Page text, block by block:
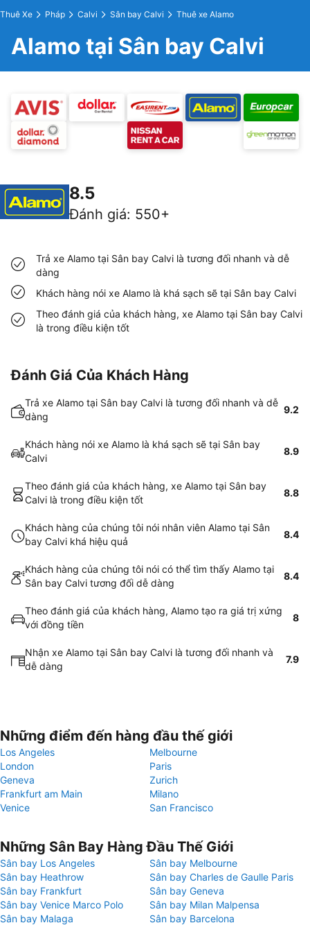
Thuê Xe Pháp Calvi Sân bay Calvi Thuê xe Alamo
Alamo tại Sân bay Calvi
8.5
Đánh giá: 550+
Trả xe Alamo tại Sân bay Calvi là tương đối nhanh và dễ
dàng
Khách hàng nói xe Alamo là khá sạch sẽ tại Sân bay Calvi
Theo đánh giá của khách hàng, xe Alamo tại Sân bay Calvi
là trong điều kiện tốt
Đánh Giá Của Khách Hàng
Trả xe Alamo tại Sân bay Calvi là tương đối nhanh và dễ
dàng
9.2
Khách hàng nói xe Alamo là khá sạch sẽ tại Sân bay
Calvi
8.9
Theo đánh giá của khách hàng, xe Alamo tại Sân bay
Calvi là trong điều kiện tốt
8.8
Khách hàng của chúng tôi nói nhân viên Alamo tại Sân
bay Calvi khá hiệu quả
8.4
Khách hàng của chúng tôi nói có thể tìm thấy Alamo tại
Sân bay Calvi tương đối dễ dàng
8.4
Theo đánh giá của khách hàng, Alamo tạo ra giá trị xứng
với đồng tiền
8
Nhận xe Alamo tại Sân bay Calvi là tương đối nhanh và
dễ dàng
7.9
Những điểm đến hàng đầu thế giới
Los Angeles
Melbourne
London
Paris
Geneva
Zurich
Frankfurt am Main
Milano
Venice
San Francisco
Những Sân Bay Hàng Đầu Thế Giới
Sân bay Los Angeles
Sân bay Melbourne
Sân bay Heathrow
Sân bay Charles de Gaulle Paris
Sân bay Frankfurt
Sân bay Geneva
Sân bay Venice Marco Polo
Sân bay Milan Malpensa
Sân bay Malaga
Sân bay Barcelona